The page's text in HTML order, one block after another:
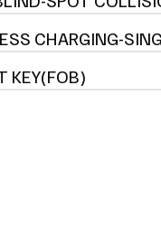
CHARGING-
KEY(FOB)